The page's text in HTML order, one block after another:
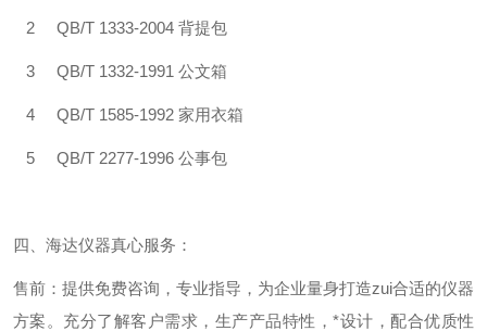
2 QB/T 1333-2004 背提包
3 QB/T 1332-1991 公文箱
4 QB/T 1585-1992 家用衣箱
5 QB/T 2277-1996 公事包
四、 海达仪器真心服务：
售前：提供免费咨询，专业指导，为企业量身打造zui合适的仪器
方案。充分了解客户需求，生产产品特性，*设计，配合优质性